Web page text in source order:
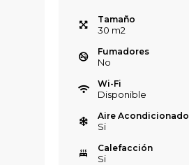
Tamaño
30 m2
Fumadores
No
Wi-Fi
Disponible
Aire Acondicionado
Si
Calefacción
Si